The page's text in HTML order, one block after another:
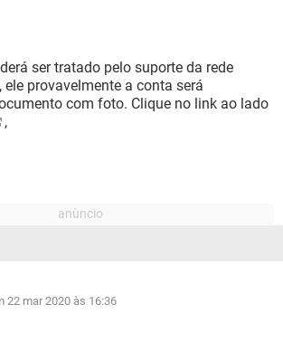
ser tratado pelo suporte da rede
provavelmente a conta será
com foto. Clique no link ao lado
,
22 mar 2020 às 16:36